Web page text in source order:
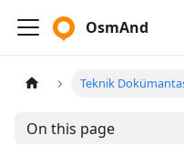
OsmAnd
Teknik
On this page